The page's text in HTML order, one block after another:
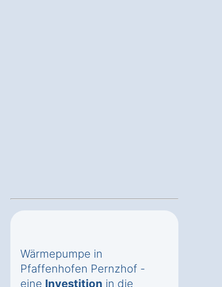
Wärmepumpe in
Pfaffenhofen Pernzhof -
eine Investition in die